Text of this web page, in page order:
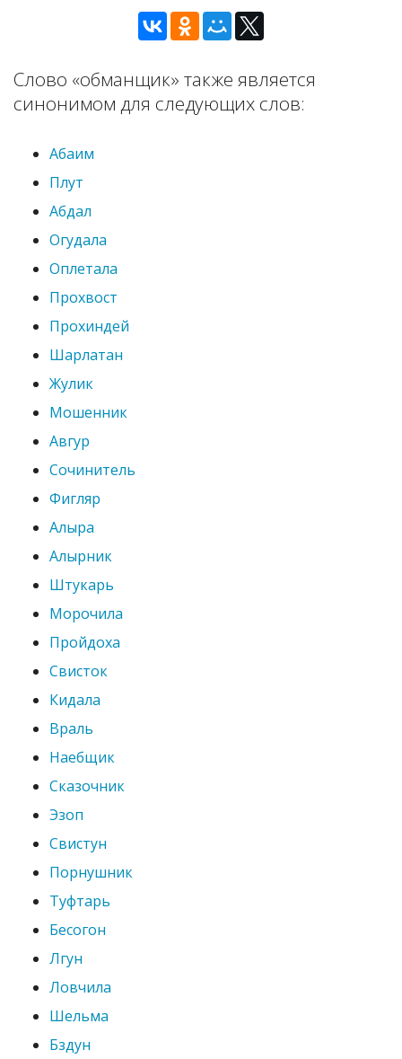
Слово «обманщик» также является
синонимом для следующих слов:
Абаим
Плут
Абдал
Огудала
Оплетала
Прохвост
Прохиндей
Шарлатан
Жулик
Мошенник
Авгур
Сочинитель
Фигляр
Алыра
Алырник
Штукарь
Морочила
Пройдоха
Свисток
Кидала
Враль
Наебщик
Сказочник
Эзоп
Свистун
Порнушник
Туфтарь
Бесогон
Лгун
Ловчила
Шельма
Бздун